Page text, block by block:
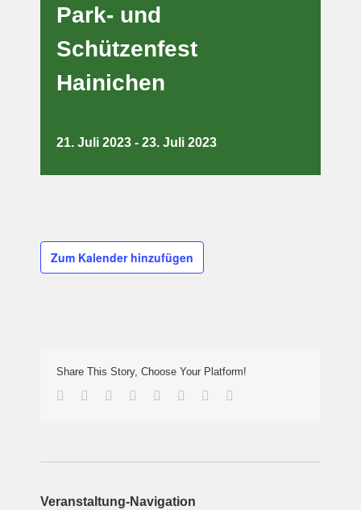
Park- und
Schützenfest
Hainichen
21. Juli 2023 - 23. Juli 2023
Zum Kalender hinzufügen
Share This Story, Choose Your Platform!
Facebook
TwitterReddit LinkedIn
TumblrPinterest
Veranstaltung-Navigation